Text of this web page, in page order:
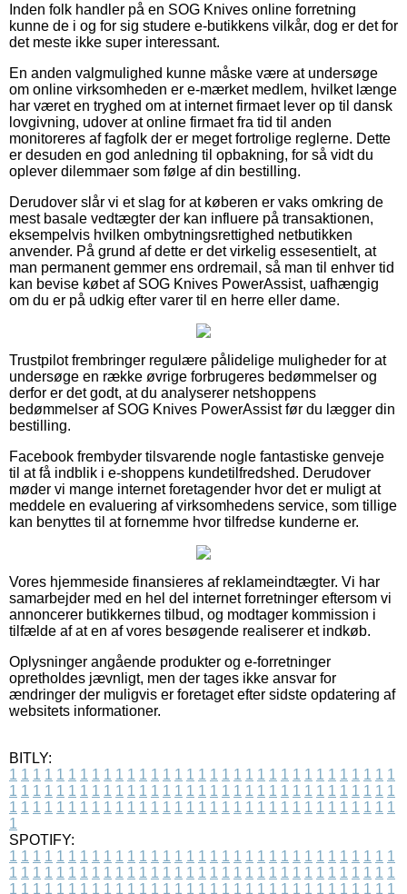
Inden folk handler på en SOG Knives online forretning
kunne de i og for sig studere e-butikkens vilkår, dog er det for
det meste ikke super interessant.
En anden valgmulighed kunne måske være at undersøge
om online virksomheden er e-mærket medlem, hvilket længe
har været en tryghed om at internet firmaet lever op til dansk
lovgivning, udover at online firmaet fra tid til anden
monitoreres af fagfolk der er meget fortrolige reglerne. Dette
er desuden en god anledning til opbakning, for så vidt du
oplever dilemmaer som følge af din bestilling.
Derudover slår vi et slag for at køberen er vaks omkring de
mest basale vedtægter der kan influere på transaktionen,
eksempelvis hvilken ombytningsrettighed netbutikken
anvender. På grund af dette er det virkelig essesentielt, at
man permanent gemmer ens ordremail, så man til enhver tid
kan bevise købet af SOG Knives PowerAssist, uafhængig
om du er på udkig efter varer til en herre eller dame.
Trustpilot frembringer regulære pålidelige muligheder for at
undersøge en række øvrige forbrugeres bedømmelser og
derfor er det godt, at du analyserer netshoppens
bedømmelser af SOG Knives PowerAssist før du lægger din
bestilling.
Facebook frembyder tilsvarende nogle fantastiske genveje
til at få indblik i e-shoppens kundetilfredshed. Derudover
møder vi mange internet foretagender hvor det er muligt at
meddele en evaluering af virksomhedens service, som tillige
kan benyttes til at fornemme hvor tilfredse kunderne er.
Vores hjemmeside finansieres af reklameindtægter. Vi har
samarbejder med en hel del internet forretninger eftersom vi
annoncerer butikkernes tilbud, og modtager kommission i
tilfælde af at en af vores besøgende realiserer et indkøb.
Oplysninger angående produkter og e-forretninger
opretholdes jævnligt, men der tages ikke ansvar for
ændringer der muligvis er foretaget efter sidste opdatering af
websitets informationer.
BITLY:
1 1 1 1 1 1 1 1 1 1 1 1 1 1 1 1 1 1 1 1 1 1 1 1 1 1 1 1 1 1 1 1 1
1 1 1 1 1 1 1 1 1 1 1 1 1 1 1 1 1 1 1 1 1 1 1 1 1 1 1 1 1 1 1 1 1
1 1 1 1 1 1 1 1 1 1 1 1 1 1 1 1 1 1 1 1 1 1 1 1 1 1 1 1 1 1 1 1 1
1
SPOTIFY:
1 1 1 1 1 1 1 1 1 1 1 1 1 1 1 1 1 1 1 1 1 1 1 1 1 1 1 1 1 1 1 1 1
1 1 1 1 1 1 1 1 1 1 1 1 1 1 1 1 1 1 1 1 1 1 1 1 1 1 1 1 1 1 1 1 1
1 1 1 1 1 1 1 1 1 1 1 1 1 1 1 1 1 1 1 1 1 1 1 1 1 1 1 1 1 1 1 1 1